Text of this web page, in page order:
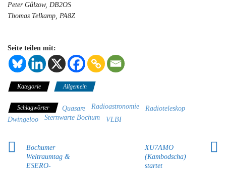
Peter Gülzow, DB2OS
Thomas Telkamp, PA8Z
Seite teilen mit:
Kategorie Allgemein
Schlagwörter Quasare Radioastronomie
Radioteleskop
Dwingeloo
Sternwarte Bochum VLBI
Bochumer
Weltraumtag &
ESERO-
XU7AMO
(Kambodscha)
startet